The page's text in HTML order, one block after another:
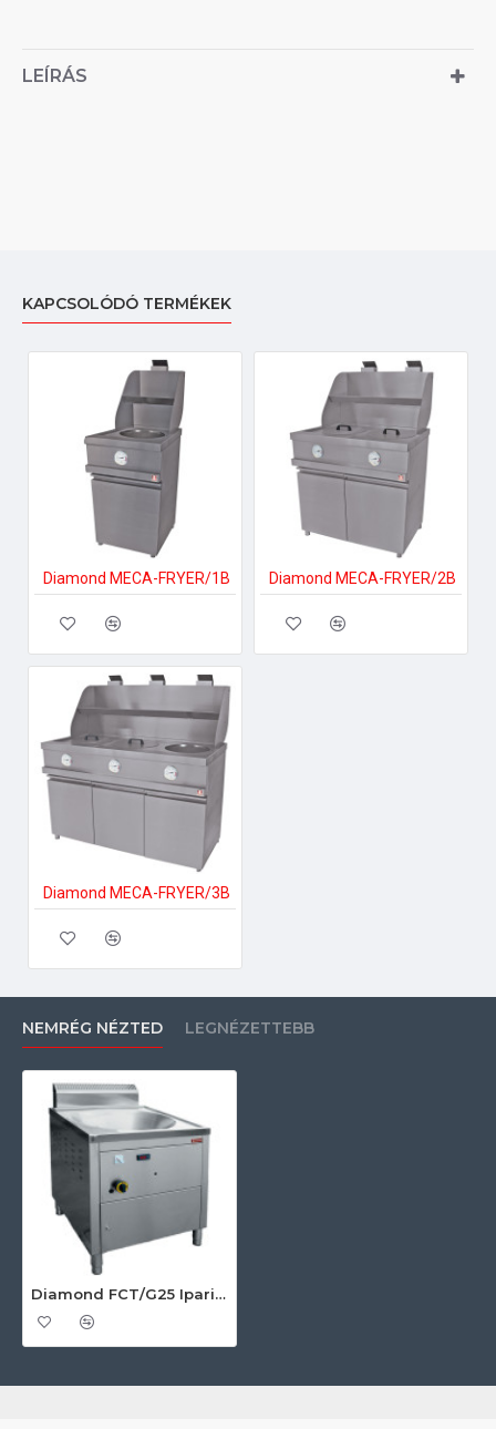
LEÍRÁS
KAPCSOLÓDÓ TERMÉKEK
Diamond MECA-FRYER/1B Diamond MECA-FRYER/2B
Diamond MECA-FRYER/3B
NEMRÉG NÉZTED LEGNÉZETTEBB
Diamond FCT/G25 Ipari gázos fritőz